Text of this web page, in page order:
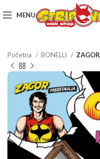
MENU
Početna BONELLI ZAGOR